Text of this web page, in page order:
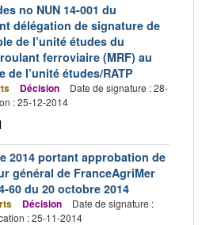
no NUN 14-001 du
délégation de signature de
de l’unité études du
ferroviaire (MRF) au
l’unité études/RATP
Décision
Date de signature : 28-
: 25-12-2014
2014 portant approbation de
général de FranceAgriMer
60 du 20 octobre 2014
Décision
Date de signature :
: 25-11-2014